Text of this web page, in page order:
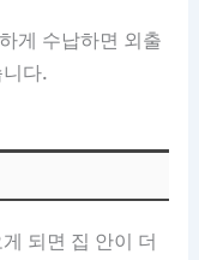
게 수납하면 외출
다.
되면 집 안이 더